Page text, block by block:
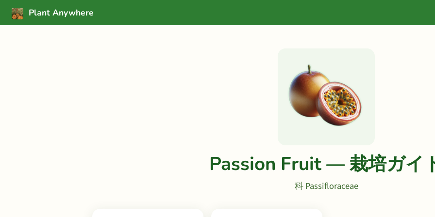
Plant Anywhere
Passion Fruit — 栽培ガイ
科 Passifloraceae